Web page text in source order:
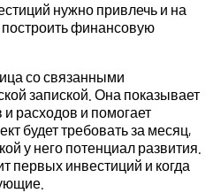
нужно привлечь и на
финансовую
со связанными
запиской. Она показывает
расходов и помогает
будет требовать за месяц,
у него потенциал развития.
первых инвестиций и когда